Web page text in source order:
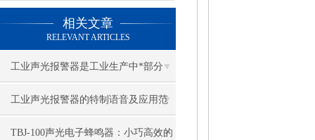
相关文章
RELEVANT ARTICLES
工业声光报警器是工业生产中*部分
工业声光报警器的特制语音及应用范
围
TBJ-100声光电子蜂鸣器：小巧高效的